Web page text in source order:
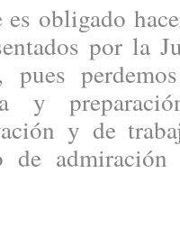
obligado
por la
pues
y
y de
de